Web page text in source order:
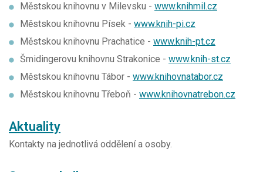
Městskou knihovnu v Milevsku - www.knihmil.cz
Městskou knihovnu Písek - www.knih-pi.cz
Městskou knihovnu Prachatice - www.knih-pt.cz
Šmidingerovu knihovnu Strakonice - www.knih-st.cz
Městskou knihovnu Tábor - www.knihovnatabor.cz
Městskou knihovnu Třeboň - www.knihovnatrebon.cz
Aktuality
Kontakty na jednotlivá oddělení a osoby.